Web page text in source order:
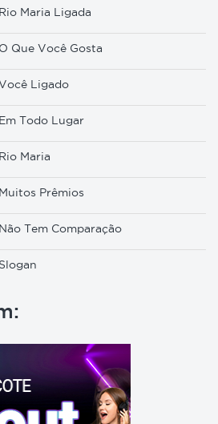
Maria Ligada
Que Você Gosta
Ligado
Todo Lugar
Maria
Prêmios
Tem Comparação